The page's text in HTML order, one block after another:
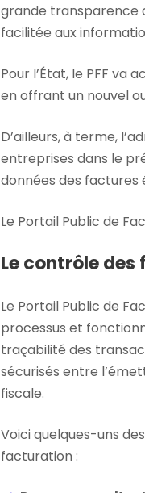
grande transparence
facilitée aux
Pour l’État, le PFF va
en offrant un nouvel
D’ailleurs, à terme,
entreprises dans le
données des factures
Le Portail Public de
Le contrôle des
Le Portail Public de
processus et
traçabilité des
sécurisés entre
fiscale.
Voici quelques-uns
facturation :